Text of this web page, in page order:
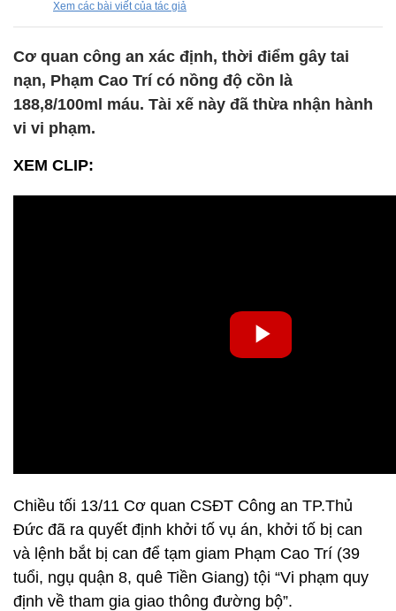
Xem các bài viết của tác giả
Cơ quan công an xác định, thời điểm gây tai
nạn, Phạm Cao Trí có nồng độ cồn là
188,8/100ml máu. Tài xế này đã thừa nhận hành
vi vi phạm.
XEM CLIP:
Chiều tối 13/11 Cơ quan CSĐT Công an TP.Thủ
Đức đã ra quyết định khởi tố vụ án, khởi tố bị can
và lệnh bắt bị can để tạm giam Phạm Cao Trí (39
tuổi, ngụ quận 8, quê Tiền Giang) tội “Vi phạm quy
định về tham gia giao thông đường bộ”.